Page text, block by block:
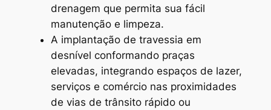
drenagem que permita sua fácil
manutenção e limpeza.
A implantação de travessia em
desnível conformando praças
elevadas, integrando espaços de lazer,
serviços e comércio nas proximidades
de vias de trânsito rápido ou